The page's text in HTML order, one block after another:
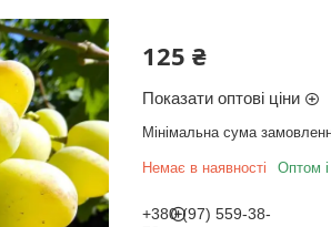
125 ₴
Показати оптові ціни
Мінімальна сума
Немає в наявності Оптом і
+380 (97) 559-38-